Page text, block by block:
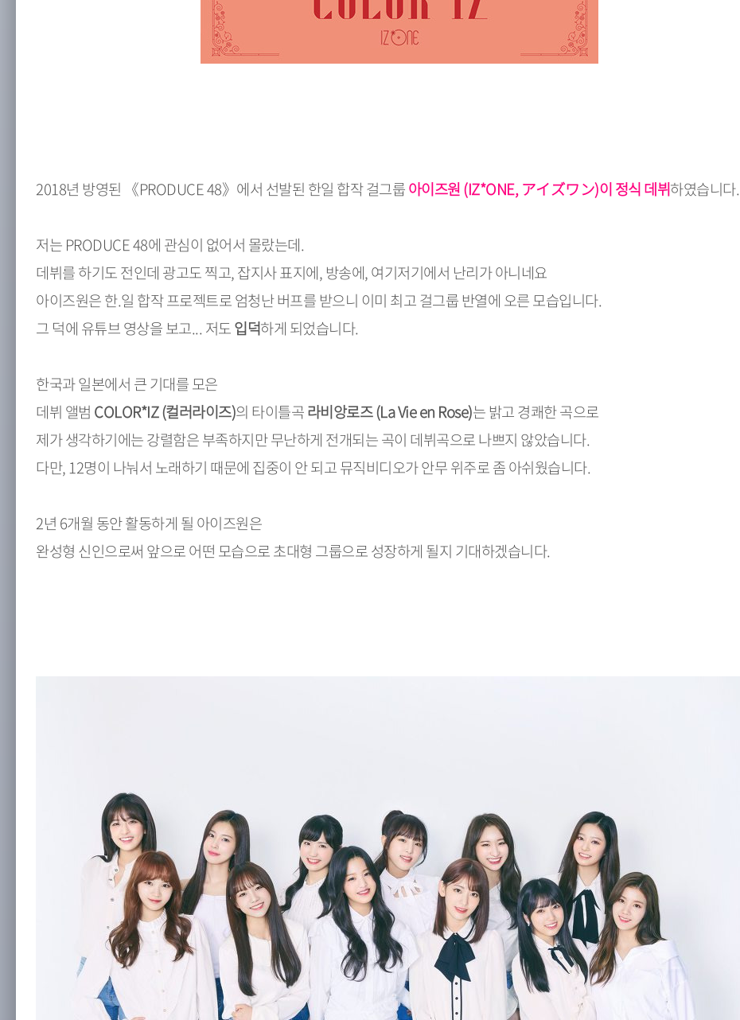
2018년 방영된 《PRODUCE 48》에서 선발된 한일 합작 걸그룹아이즈원 (IZ*ONE, アイズワン)이 정식 데뷔하였습니다.
저는 PRODUCE 48에 관심이 없어서 몰랐는데.
데뷔를 하기도 전인데 광고도 찍고, 잡지사 표지에, 방송에, 여기저기에서 난리가 아니네요
아이즈원은 한.일 합작 프로젝트로 엄청난 버프를 받으니 이미 최고 걸그룹 반열에 오른 모습입니다.
그 덕에 유튜브 영상을 보고... 저도입덕하게 되었습니다.
한국과 일본에서 큰 기대를 모은
데뷔 앨범 COLOR*IZ (컬러라이즈)의 타이틀곡라비앙로즈 (La Vie en Rose)는 밝고 경쾌한 곡으로
제가 생각하기에는 강렬함은 부족하지만 무난하게 전개되는 곡이 데뷔곡으로 나쁘지 않았습니다.
다만, 12명이 나눠서 노래하기 때문에 집중이 안 되고 뮤직비디오가 안무 위주로 좀 아쉬웠습니다.
2년 6개월 동안 활동하게 될 아이즈원은
완성형 신인으로써 앞으로 어떤 모습으로 초대형 그룹으로 성장하게 될지 기대하겠습니다.